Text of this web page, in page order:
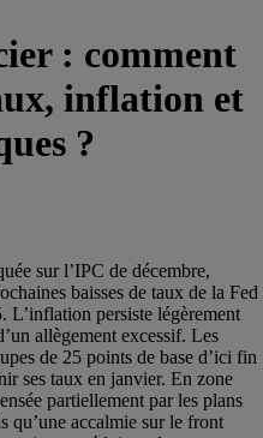
: comment
inflation et
?
sur l’IPC de décembre,
baisses de taux de la Fed
L’inflation persiste légèrement
allègement excessif. Les
de 25 points de base d’ici fin
ses taux en janvier. En zone
partiellement par les plans
qu’une accalmie sur le front